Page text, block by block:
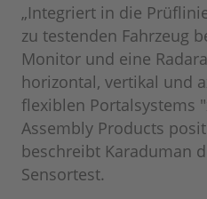
„Integriert in die
zu testenden Fahrzeug
Monitor und eine
horizontal, vertikal und
flexiblen Portalsystems
Assembly Products
beschreibt Karaduman
Sensortest.